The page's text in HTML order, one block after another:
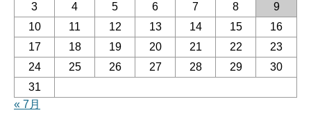
3
4 5 6 7 8
9
10
11 12 13 14 15
16
17
18 19 20 21 22
23
24
25 26 27 28 29
30
31
« 7月